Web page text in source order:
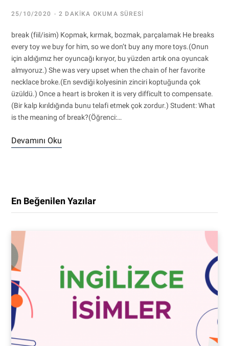
25/10/2020 2 DAKIKA OKUMA SÜRESI
break (fiil/isim) Kopmak, kırmak, bozmak, parçalamak He breaks
every toy we buy for him, so we don’t buy any more toys.(Onun
için aldığımız her oyuncağı kırıyor, bu yüzden artık ona oyuncak
almıyoruz.) She was very upset when the chain of her favorite
necklace broke.(En sevdiği kolyesinin zinciri koptuğunda çok
üzüldü.) Once a heart is broken it is very difficult to compensate.
(Bir kalp kırıldığında bunu telafi etmek çok zordur.) Student: What
is the meaning of break?(Öğrenci:…
Devamını Oku
En Beğenilen Yazılar